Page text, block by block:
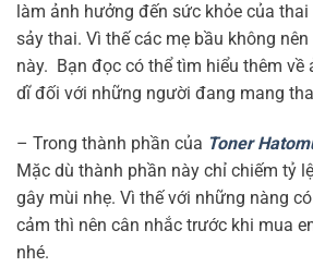
làm ảnh hưởng đến sức khỏe của
sảy thai. Vì thế các mẹ bầu không
này. Bạn đọc có thể tìm hiểu thêm về
dĩ đối với những người đang mang
– Trong thành phần của Toner
Mặc dù thành phần này chỉ chiếm tỷ
gây mùi nhẹ. Vì thế với những nàng
cảm thì nên cân nhắc trước khi mua
nhé.